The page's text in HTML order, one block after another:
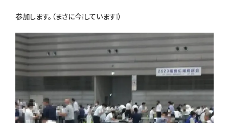
参加します。（まさに今❕しています❕）